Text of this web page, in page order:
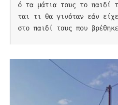
ό τα μάτια τους το παιδί
ται τι θα γινόταν εάν
στο παιδί τους που